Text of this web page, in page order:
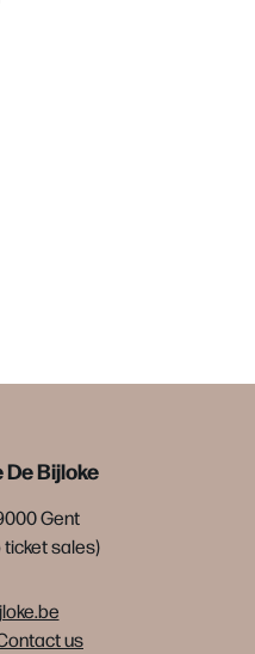
Bijloke
Gent
ticket sales)
us